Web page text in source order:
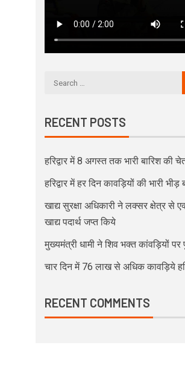
RECENT POSTS
हरिद्वार में 8 अगस्त तक भारी बारिश की
हरिद्वार में हर दिन कावड़ियों की भारी भीड़
खाद्य सुरक्षा अधिकारी ने लक्सर क्षेत्र से
खाद्य पदार्थ जप्त किये
मुख्यमंत्री धामी ने शिव भक्त कांवड़ियों पर
चार दिन में 76 लाख से अधिक कावड़िये
RECENT COMMENTS